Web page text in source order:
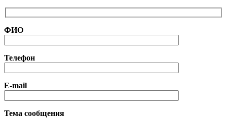
ФИО
Телефон
E-mail
Тема сообщения